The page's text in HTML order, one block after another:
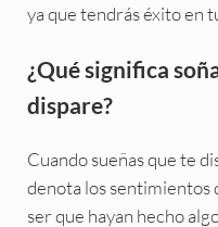
ya que tendrás éxito en
¿Qué significa
dispare?
Cuando sueñas que te
denota los sentimientos
ser que hayan hecho